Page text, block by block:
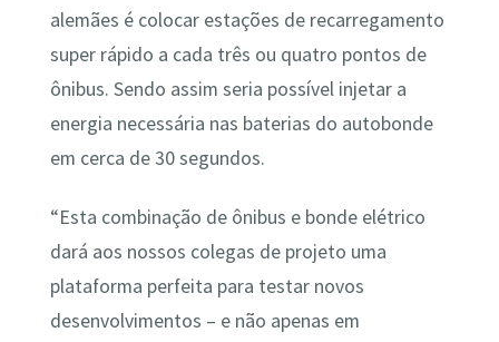
alemães é colocar estações de recarregamento
super rápido a cada três ou quatro pontos de
ônibus. Sendo assim seria possível injetar a
energia necessária nas baterias do autobonde
em cerca de 30 segundos.
“Esta combinação de ônibus e bonde elétrico
dará aos nossos colegas de projeto uma
plataforma perfeita para testar novos
desenvolvimentos – e não apenas em